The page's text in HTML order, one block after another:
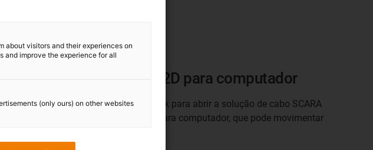
pode ser utilizada
telemóvel ou tablet.
Versão 2D para computador
Clique no link para abrir a solução de cabo SCARA
versão 2D para computador, que pode movimentar
about visitors and their experiences on
and improve the experience for all
(only ours) on other websites